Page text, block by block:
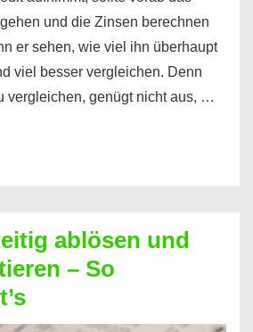
und die Zinsen berechnen
er sehen, wie viel ihn überhaupt
viel besser vergleichen. Denn
vergleichen, genügt nicht aus, …
ablösen und
– So